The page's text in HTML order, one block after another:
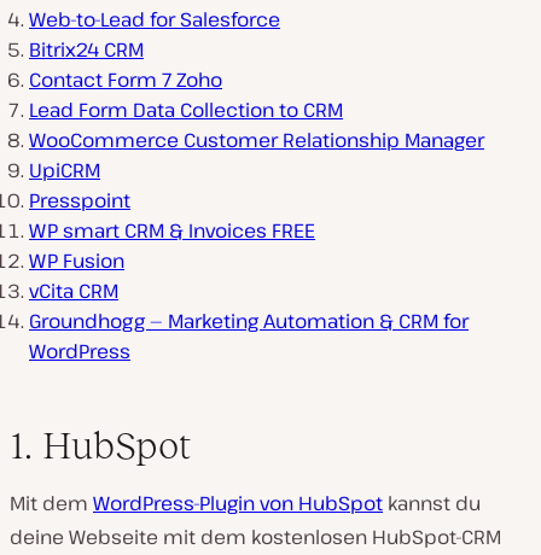
Web-to-Lead for Salesforce
Bitrix24 CRM
Contact Form 7 Zoho
Lead Form Data Collection to CRM
WooCommerce Customer Relationship Manager
UpiCRM
Presspoint
WP smart CRM & Invoices FREE
WP Fusion
vCita CRM
Groundhogg — Marketing Automation & CRM for
WordPress
1. HubSpot
Mit dem WordPress-Plugin von HubSpot kannst du
deine Webseite mit dem kostenlosen HubSpot-CRM